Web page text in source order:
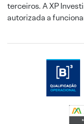
terceiros. A XP
autorizada a